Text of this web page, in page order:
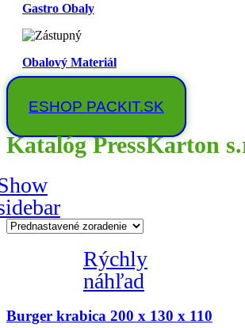
Gastro Obaly
Obalový Materiál
ESHOP PACKIT.SK
Katalóg PressKarton
Rýchly
náhľad
Burger krabica 200 x 130 x 110